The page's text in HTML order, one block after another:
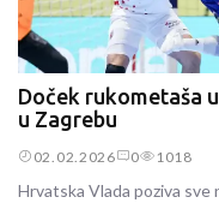
Doček rukometaša
u Zagrebu
02.02.2026 0 1018
Hrvatska Vlada poziva sve